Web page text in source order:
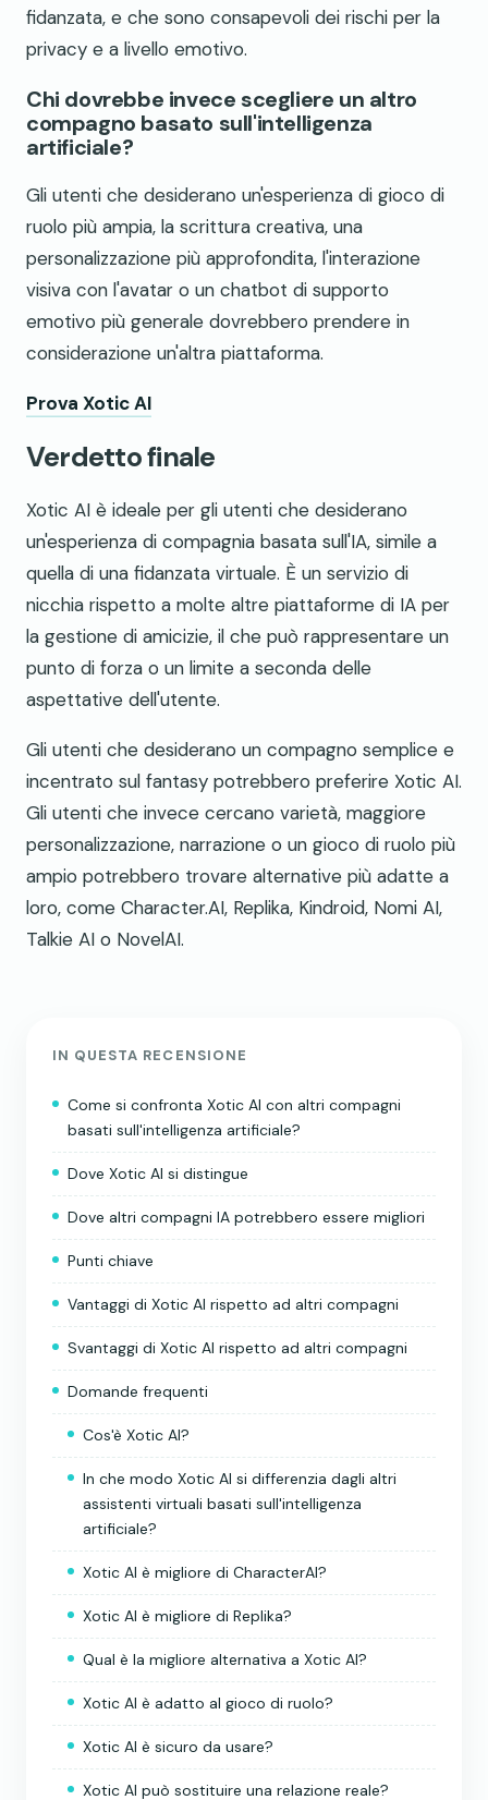
fidanzata, e che sono consapevoli dei rischi per la
privacy e a livello emotivo.
Chi dovrebbe invece scegliere un altro
compagno basato sull'intelligenza
artificiale?
Gli utenti che desiderano un'esperienza di gioco di
ruolo più ampia, la scrittura creativa, una
personalizzazione più approfondita, l'interazione
visiva con l'avatar o un chatbot di supporto
emotivo più generale dovrebbero prendere in
considerazione un'altra piattaforma.
Prova Xotic AI
Verdetto finale
Xotic AI è ideale per gli utenti che desiderano
un'esperienza di compagnia basata sull'IA, simile a
quella di una fidanzata virtuale. È un servizio di
nicchia rispetto a molte altre piattaforme di IA per
la gestione di amicizie, il che può rappresentare un
punto di forza o un limite a seconda delle
aspettative dell'utente.
Gli utenti che desiderano un compagno semplice e
incentrato sul fantasy potrebbero preferire Xotic AI.
Gli utenti che invece cercano varietà, maggiore
personalizzazione, narrazione o un gioco di ruolo più
ampio potrebbero trovare alternative più adatte a
loro, come Character.AI, Replika, Kindroid, Nomi AI,
Talkie AI o NovelAI.
IN QUESTA RECENSIONE
Come si confronta Xotic AI con altri compagni
basati sull'intelligenza artificiale?
Dove Xotic AI si distingue
Dove altri compagni IA potrebbero essere migliori
Punti chiave
Vantaggi di Xotic AI rispetto ad altri compagni
Svantaggi di Xotic AI rispetto ad altri compagni
Domande frequenti
Cos'è Xotic AI?
In che modo Xotic AI si differenzia dagli altri
assistenti virtuali basati sull'intelligenza
artificiale?
Xotic AI è migliore di CharacterAI?
Xotic AI è migliore di Replika?
Qual è la migliore alternativa a Xotic AI?
Xotic AI è adatto al gioco di ruolo?
Xotic AI è sicuro da usare?
Xotic AI può sostituire una relazione reale?